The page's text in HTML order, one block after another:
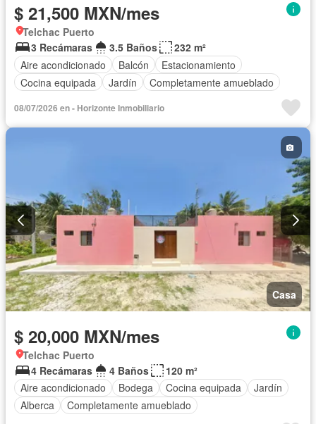
$ 21,500 MXN/mes
Telchac Puerto
3 Recámaras
3.5 Baños
232 m²
Aire acondicionado
Balcón
Estacionamiento
Cocina equipada
Jardín Completamente amueblado
08/07/2026 en - Horizonte Inmobiliario
Casa
$ 20,000 MXN/mes
Telchac Puerto
4 Recámaras
4 Baños
120 m²
Aire acondicionado
Bodega Cocina equipada
Jardín
Alberca
Completamente amueblado